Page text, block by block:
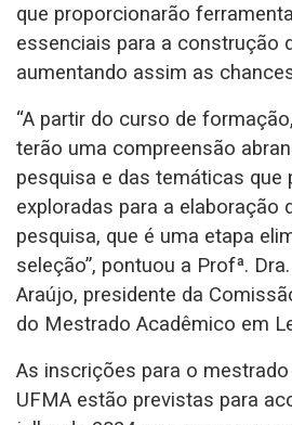
que proporcionarão
essenciais para a construção
aumentando assim as
“A partir do curso de
terão uma compreensão
pesquisa e das temáticas que
exploradas para a elaboração
pesquisa, que é uma etapa
seleção”, pontuou a Profª.
Araújo, presidente da
do Mestrado Acadêmico em
As inscrições para o
UFMA estão previstas para